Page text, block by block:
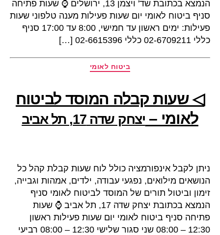
הנמצא בכתובת שד' ויצמן 13, ירושלים ⌚ שעות פתיחה
סניף ביטוח לאומי יום שעות פעילות מענה טלפוני שעות
פעילות: ימים ראשון עד חמישי, 8:00 עד 17:00 סניף
כללי 02-6709211 כללי 02-6615396 […]
קטגוריות
ביטוח לאומי
◁ שעות קבלה המוסד לביטוח
לאומי – יצחק שדה 17, תל אביב
ניתן לקבל אינפורמציה כולל לוח שעות קבלת קהל כל
הנושאים מילואים, נפגעי עבודה, ילדים, אמהות וגבייה,
זימון וביטול תורים של המוסד לביטוח לאומי סניף
הנמצא בכתובת יצחק שדה 17, תל אביב ⌚ שעות
פתיחה סניף ביטוח לאומי יום שעות פעילות ראשון
12:30 – 08:00 שני סגור שלישי 12:30 – 08:00 רביעי